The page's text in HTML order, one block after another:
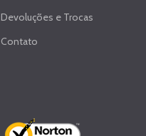
Devoluções e Trocas
Contato